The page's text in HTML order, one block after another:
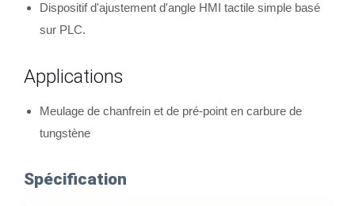
Dispositif d'ajustement d'angle HMI tactile simple basé
sur PLC.
Applications
Meulage de chanfrein et de pré-point en carbure de
tungstène
Spécification